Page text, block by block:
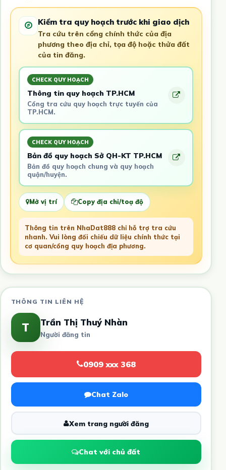
Kiểm tra quy hoạch trước khi giao dịch
Tra cứu trên cổng chính thức của địa
phương theo địa chỉ, tọa độ hoặc thửa đất
của tin đăng.
CHECK QUY HOẠCH
Thông tin quy hoạch TP.HCM
Cổng tra cứu quy hoạch trực tuyến của
TP.HCM.
CHECK QUY HOẠCH
Bản đồ quy hoạch Sở QH-KT TP.HCM
Bản đồ quy hoạch chung và quy hoạch
quận/huyện.
Mở vị trí Copy địa chỉ/toạ độ
Thông tin trên NhaDat888 chỉ hỗ trợ tra cứu
nhanh. Vui lòng đối chiếu dữ liệu chính thức tại
cơ quan/cổng quy hoạch địa phương.
THÔNG TIN LIÊN HỆ
T Trần Thị Thuý Nhàn
Người đăng tin
0909 xxx 368
Chat Zalo
Xem trang người đăng
Chat với chủ đất